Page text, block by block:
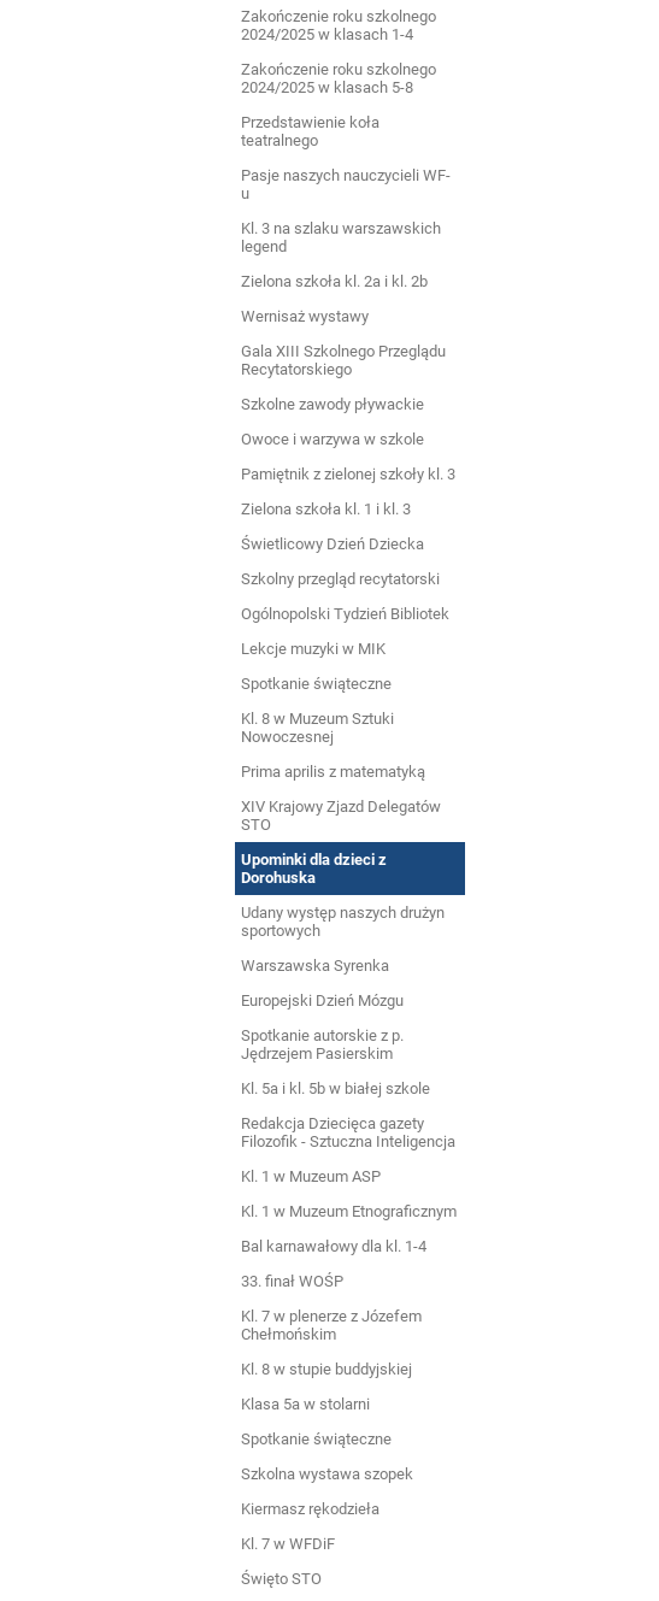
Zakończenie roku szkolnego
2024/2025 w klasach 1-4
Zakończenie roku szkolnego
2024/2025 w klasach 5-8
Przedstawienie koła
teatralnego
Pasje naszych nauczycieli WF-
u
Kl. 3 na szlaku warszawskich
legend
Zielona szkoła kl. 2a i kl. 2b
Wernisaż wystawy
Gala XIII Szkolnego Przeglądu
Recytatorskiego
Szkolne zawody pływackie
Owoce i warzywa w szkole
Pamiętnik z zielonej szkoły kl. 3
Zielona szkoła kl. 1 i kl. 3
Świetlicowy Dzień Dziecka
Szkolny przegląd recytatorski
Ogólnopolski Tydzień Bibliotek
Lekcje muzyki w MIK
Spotkanie świąteczne
Kl. 8 w Muzeum Sztuki
Nowoczesnej
Prima aprilis z matematyką
XIV Krajowy Zjazd Delegatów
STO
Upominki dla dzieci z
Dorohuska
Udany występ naszych drużyn
sportowych
Warszawska Syrenka
Europejski Dzień Mózgu
Spotkanie autorskie z p.
Jędrzejem Pasierskim
Kl. 5a i kl. 5b w białej szkole
Redakcja Dziecięca gazety
Filozofik - Sztuczna Inteligencja
Kl. 1 w Muzeum ASP
Kl. 1 w Muzeum Etnograficznym
Bal karnawałowy dla kl. 1-4
33. finał WOŚP
Kl. 7 w plenerze z Józefem
Chełmońskim
Kl. 8 w stupie buddyjskiej
Klasa 5a w stolarni
Spotkanie świąteczne
Szkolna wystawa szopek
Kiermasz rękodzieła
Kl. 7 w WFDiF
Święto STO